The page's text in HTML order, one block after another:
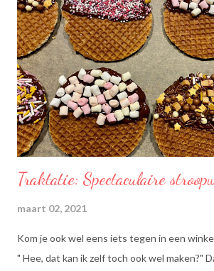
Traktatie: Spectaculaire
maart 02, 2021
Kom je ook wel eens iets tegen in een
" Hee, dat kan ik zelf toch ook wel maken?"